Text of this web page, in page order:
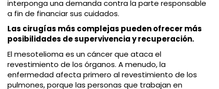
interponga una demanda contra la parte responsable
a fin de financiar sus cuidados.
Las cirugías más complejas pueden ofrecer más
posibilidades de supervivencia y recuperación.
El mesotelioma es un cáncer que ataca el
revestimiento de los órganos. A menudo, la
enfermedad afecta primero al revestimiento de los
pulmones, porque las personas que trabajan en